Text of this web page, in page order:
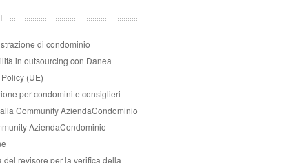
di condominio
in outsourcing con Danea
(UE)
per condomini e consiglieri
Community AziendaCondominio
AziendaCondominio
del revisore per la verifica della